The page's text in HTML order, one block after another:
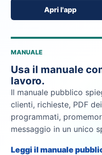
Apri l'app
MANUALE
Usa il manuale
lavoro.
Il manuale pubblico
clienti, richieste, PDF
programmati,
messaggio in un unico
Leggi il manuale